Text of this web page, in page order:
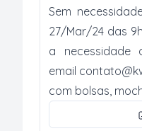
Sem
27/Mar/24 das
a necessidade
email
com bolsas,